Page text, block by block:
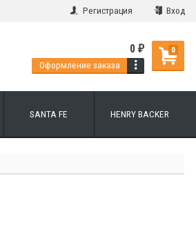
Регистрация Вход
0
0₽
Оформление заказа
SANTA FE HENRY BACKER